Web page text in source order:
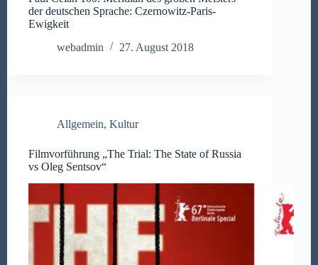
der deutschen Sprache: Czernowitz-Paris-
Ewigkeit
webadmin
27. August 2018
Allgemein, Kultur
Filmvorführung „The Trial: The State of Russia
vs Oleg Sentsov“